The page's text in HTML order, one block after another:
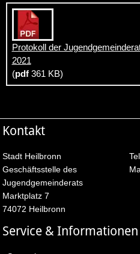
Protokoll der
2021
(pdf361 KB)
Kontakt
Stadt Heilbronn
Geschäftsstelle des
Jugendgemeinderats
Marktplatz 7
74072 Heilbronn
Service & Informationen